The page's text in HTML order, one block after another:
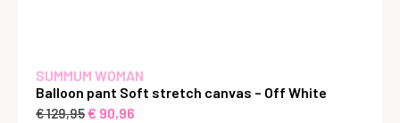
SUMMUM WOMAN
Balloon pant Soft stretch canvas – Off White
€129,95€ 90,96